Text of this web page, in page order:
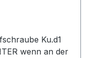
Ku.d1
wenn an der